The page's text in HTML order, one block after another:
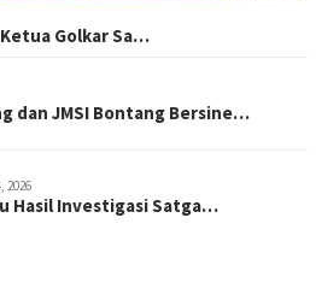
Golkar Sa…
dan JMSI Bontang Bersine…
2026
Hasil Investigasi Satga…